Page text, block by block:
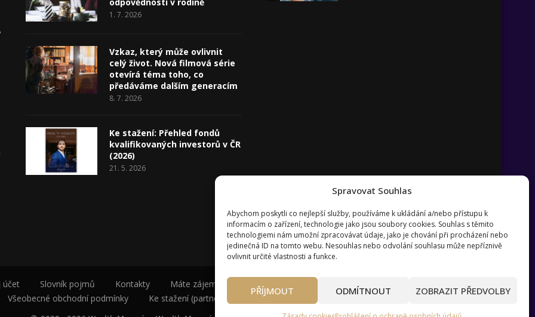
Spravovat Souhlas
Abychom poskytli co nejlepší služby, používáme k ukládání a/nebo přístupu k
informacím o zařízení, technologie jako jsou soubory cookies. Souhlas s těmito
technologiemi nám umožní zpracovávat údaje, jako je chování při procházení nebo
jedinečná ID na tomto webu. Nesouhlas nebo odvolání souhlasu může nepříznivě
ovlivnit určité vlastnosti a funkce.
PŘÍJMOUT ODMÍTNOUT ZOBRAZIT PŘEDVOLBY
1. 7. 2026
Vzkaz, který může ovlivnit
celý život. Nová filmová série
otevírá téma toho, co
předáváme dalším generacím
8. 7. 2026
Ke stažení: Přehled fondů
kvalifikovaných investorů v ČR
(2026)
21. 5. 2026
účet Slovník pojmů Kontakty Máte zájem o spolupráci?
Pravidla používání webu wmag.cz
Všeobecné obchodní podmínky
Ke stažení (partneři a autoři)